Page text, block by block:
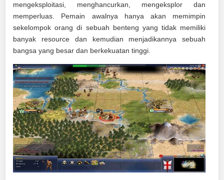
mengeksploitasi, menghancurkan, mengeksplor dan
memperluas. Pemain awalnya hanya akan memimpin
sekelompok orang di sebuah benteng yang tidak memiliki
banyak resource dan kemudian menjadikannya sebuah
bangsa yang besar dan berkekuatan tinggi.